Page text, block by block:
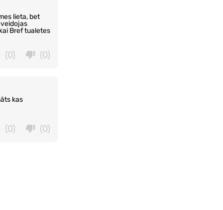
lieta, bet
Bref tualetes
(0)
(0)
kas
(0)
(0)